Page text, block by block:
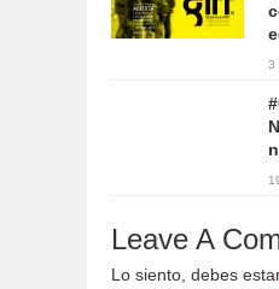
3
Leave A
Lo siento, debes